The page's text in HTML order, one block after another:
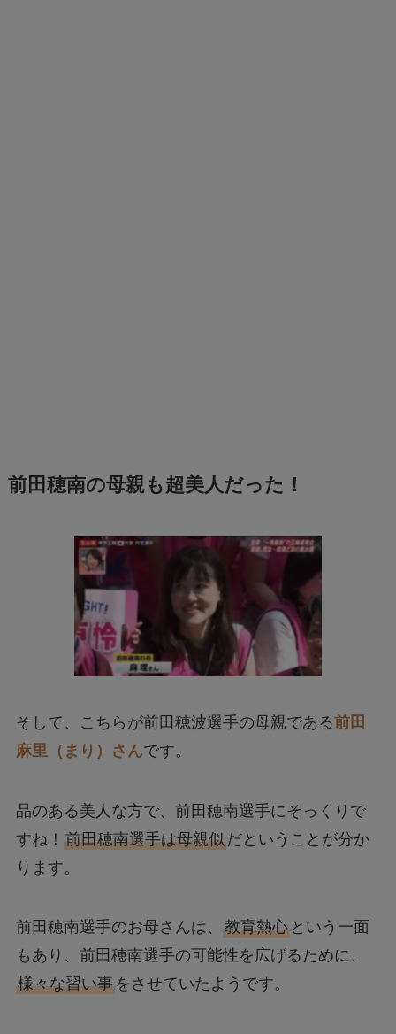
前田穂南の母親も超美人だった！
そして、こちらが前田穂波選手の母親である前田
麻里（まり）さんです。
品のある美人な方で、前田穂南選手にそっくりで
すね！ 前田穂南選手は母親似だということが分か
ります。
前田穂南選手のお母さんは、 教育熱心という一面
もあり、前田穂南選手の可能性を広げるために、
様々な習い事をさせていたようです。